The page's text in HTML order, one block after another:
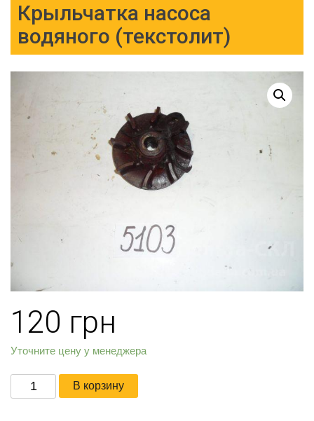
Крыльчатка насоса
водяного (текстолит)
120 грн
Уточните цену у менеджера
Количество
товара
В корзину